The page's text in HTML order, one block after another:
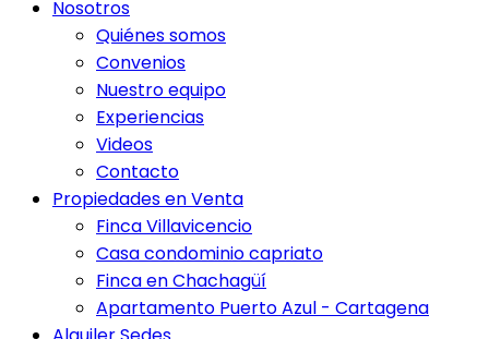
Nosotros
Quiénes somos
Convenios
Nuestro equipo
Experiencias
Videos
Contacto
Propiedades en Venta
Finca Villavicencio
Casa condominio capriato
Finca en Chachagüí
Apartamento Puerto Azul - Cartagena